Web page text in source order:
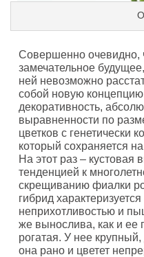
Совершенно очевидно,
замечательное
ней невозможно
собой новую
декоративность,
выравненности по
цветков с генетически
который сохраняется
На этот раз – кустовая
тенденцией к
скрещиванию фиалки
гибрид
неприхотливостью и
же вынослива, как и ее
рогатая. У нее
она рано и цветет